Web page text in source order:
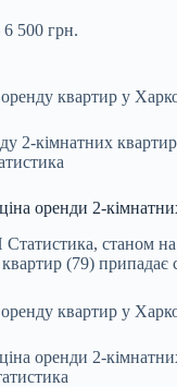
500 грн.
2-кімнатних
оренди 2-
станом
(79)
оренди 2-